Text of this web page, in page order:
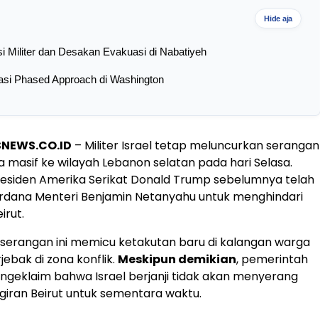
Hide aja
Militer dan Desakan Evakuasi di Nabatiyeh
Phased Approach di Washington
– Militer Israel tetap meluncurkan serangan
masif ke wilayah Lebanon selatan pada hari Selasa.
Amerika Serikat Donald Trump sebelumnya telah
Menteri Benjamin Netanyahu untuk menghindari
ini memicu ketakutan baru di kalangan warga
di zona konflik. Meskipun demikian, pemerintah
bahwa Israel berjanji tidak akan menyerang
Beirut untuk sementara waktu.